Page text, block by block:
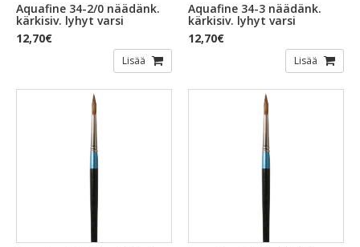
Aquafine 34-2/0 näädänk.
kärkisiv. lyhyt varsi
12,70€
Lisää
Aquafine 34-3 näädänk.
kärkisiv. lyhyt varsi
12,70€
Lisää